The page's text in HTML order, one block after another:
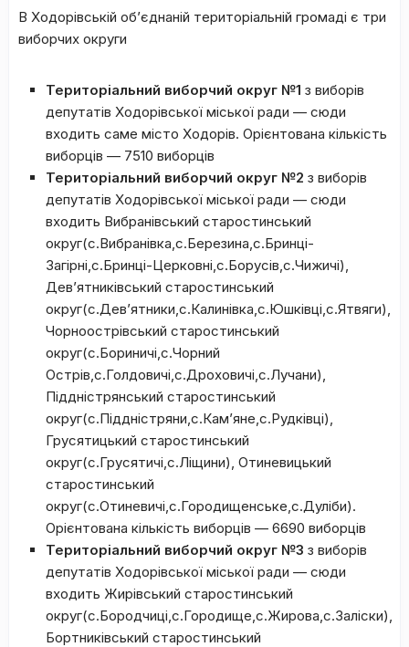
В Ходорівській об’єднаній територіальній громаді є три
виборчих округи
Територіальний виборчий округ №1 з виборів
депутатів Ходорівської міської ради — сюди
входить саме місто Ходорів. Орієнтована кількість
виборців — 7510 виборців
Територіальний виборчий округ №2 з виборів
депутатів Ходорівської міської ради — сюди
входить Вибранівський старостинський
округ(с.Вибранівка,с.Березина,с.Бринці-
Загірні,с.Бринці-Церковні,с.Борусів,с.Чижичі),
Дев’ятниківський старостинський
округ(с.Дев’ятники,с.Калинівка,с.Юшківці,с.Ятвяги),
Чорноострівський старостинський
округ(с.Бориничі,с.Чорний
Острів,с.Голдовичі,с.Дроховичі,с.Лучани),
Піддністрянський старостинський
округ(с.Піддністряни,с.Кам’яне,с.Рудківці),
Грусятицький старостинський
округ(с.Грусятичі,с.Ліщини), Отиневицький
старостинський
округ(с.Отиневичі,с.Городищенське,с.Дуліби).
Орієнтована кількість виборців — 6690 виборців
Територіальний виборчий округ №3 з виборів
депутатів Ходорівської міської ради — сюди
входить Жирівський старостинський
округ(с.Бородчиці,с.Городище,с.Жирова,с.Заліски),
Бортниківський старостинський